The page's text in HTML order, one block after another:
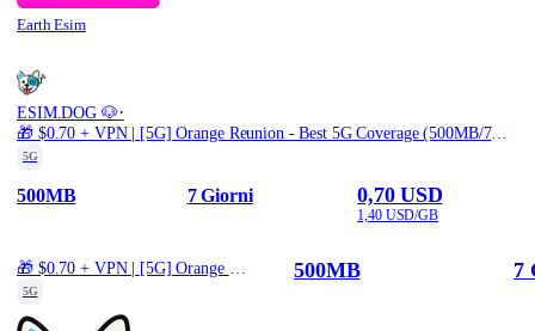
Earth Esim
ESIM.DOG 🐶·
🎁 $0.70 + VPN | [5G] Orange Reunion - Best 5G Coverage (500MB/7Days) - Black route
5G
500MB 7 Giorni 0,70 USD
1,40 USD/GB
5G
500MB 7